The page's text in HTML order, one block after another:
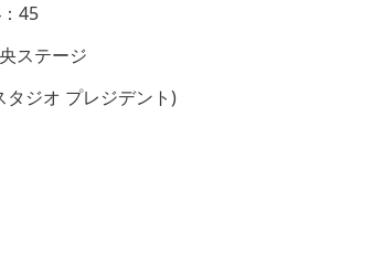
45
ステージ
タジオ プレジデント)